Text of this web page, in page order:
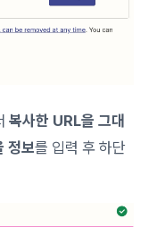
복사한 URL을 그대
정보를 입력 후 하단